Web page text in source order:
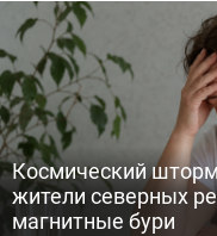
Космический
жители северных
магнитные бури